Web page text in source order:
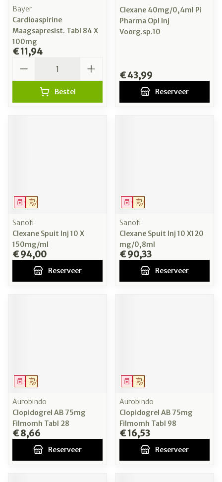
Bayer
Cardioaspirine
Maagsapresist. Tabl 84 X
100mg
€ 11,94
Bestel
Clexane 40mg/0,4ml Pi
Pharma Opl Inj
Voorg.sp.10
€ 43,99
Reserveer
Op voorschrift
Geneesmiddel
Sanofi
Clexane Spuit Inj 10 X
150mg/ml
€ 94,00
Reserveer
Op voorschrift
Geneesmiddel
Sanofi
Clexane Spuit Inj 10 X120
mg/0,8ml
€ 90,33
Reserveer
Op voorschrift
Geneesmiddel
Aurobindo
Clopidogrel AB 75mg
Filmomh Tabl 28
€ 8,66
Reserveer
Op voorschrift
Geneesmiddel
Aurobindo
Clopidogrel AB 75mg
Filmomh Tabl 98
€ 16,53
Reserveer